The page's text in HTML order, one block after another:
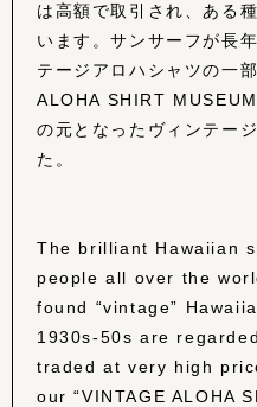
は高額で取引され、ある
います。サンサーフが長
テージアロハシャツの一
ALOHA SHIRT
の元となったヴィンテー
た。
The brilliant Hawaiian
people all over the
found “vintage”
1930s-50s are
traded at very high
our “VINTAGE ALOHA